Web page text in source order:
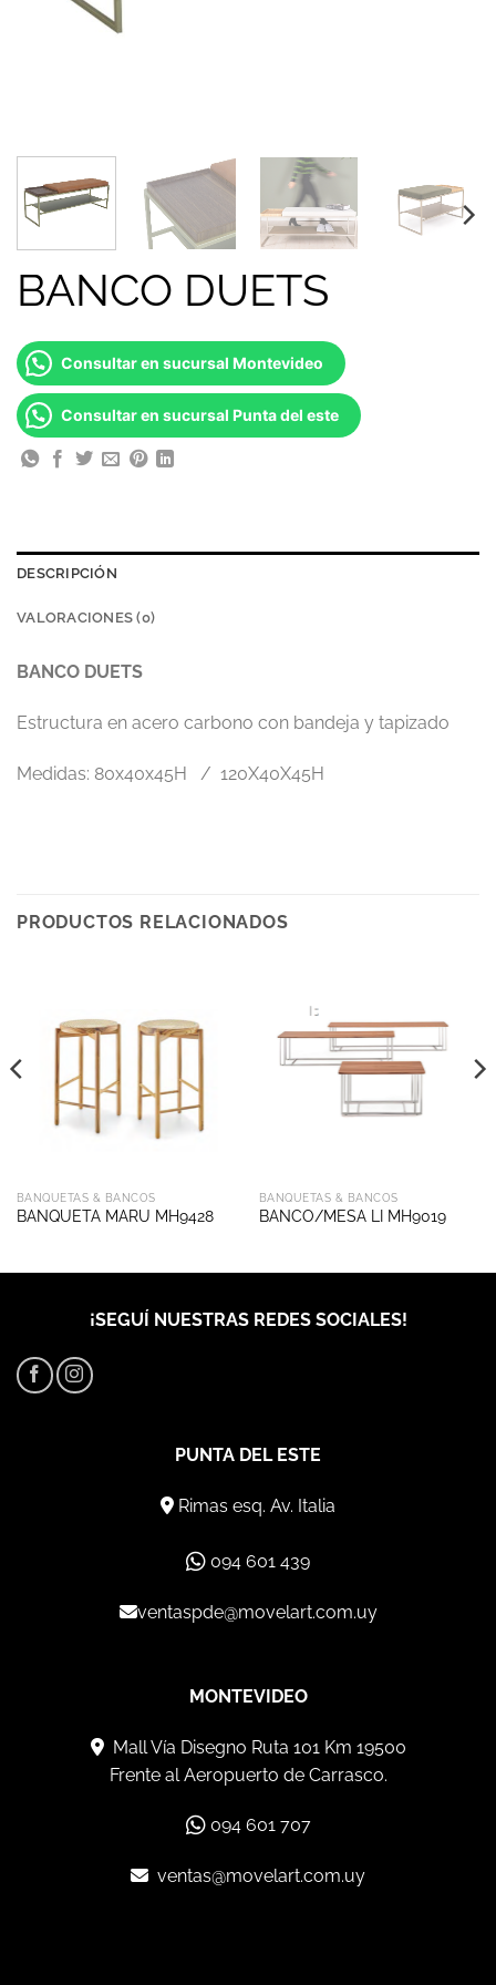
BANCO DUETS
Consultar en sucursal Montevideo
Consultar en sucursal Punta del este
DESCRIPCIÓN
VALORACIONES (0)
BANCO DUETS
Estructura en acero carbono con bandeja y tapizado
Medidas: 80x40x45H / 120X40X45H
PRODUCTOS RELACIONADOS
BANQUETAS & BANCOS
BANQUETA MARU MH9428
BANQUETAS & BANCOS
BANCO/MESA LI MH9019
¡SEGUÍ NUESTRAS REDES SOCIALES!
PUNTA DEL ESTE
Rimas esq. Av. Italia
094 601 439
ventaspde@movelart.com.uy
MONTEVIDEO
Mall Vía Disegno Ruta 101 Km 19500
Frente al Aeropuerto de Carrasco.
094 601 707
ventas@movelart.com.uy